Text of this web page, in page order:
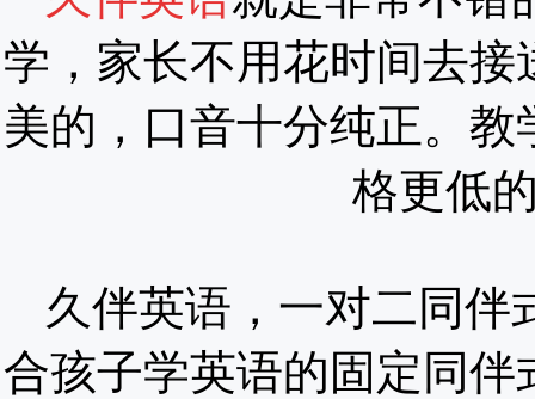
学，家长不用花时间去
美的，口音十分纯正。
格更低
久伴英语，一对二同伴
合孩子学英语的固定同